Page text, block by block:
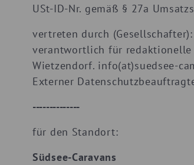
USt-ID-Nr. gemäß § 27a
vertreten durch
verantwortlich für redaktionelle
Wietzendorf. info(at)suedsee-
Externer
--------------
für den Standort:
Südsee-Caravans